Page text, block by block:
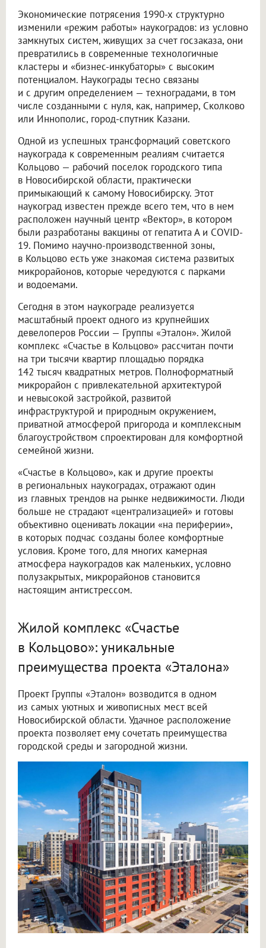
Экономические потрясения 1990-х структурно
изменили «режим работы» наукоградов: из условно
замкнутых систем, живущих за счет госзаказа, они
превратились в современные технологичные
кластеры и «бизнес-инкубаторы» с высоким
потенциалом. Наукограды тесно связаны
и с другим определением — техноградами, в том
числе созданными с нуля, как, например, Сколково
или Иннополис, город-спутник Казани.
Одной из успешных трансформаций советского
наукограда к современным реалиям считается
Кольцово — рабочий поселок городского типа
в Новосибирской области, практически
примыкающий к самому Новосибирску. Этот
наукоград известен прежде всего тем, что в нем
расположен научный центр «Вектор», в котором
были разработаны вакцины от гепатита А и COVID-
19. Помимо научно-производственной зоны,
в Кольцово есть уже знакомая система развитых
микрорайонов, которые чередуются с парками
и водоемами.
Сегодня в этом наукограде реализуется
масштабный проект одного из крупнейших
девелоперов России — Группы «Эталон». Жилой
комплекс «Счастье в Кольцово» рассчитан почти
на три тысячи квартир площадью порядка
142 тысяч квадратных метров. Полноформатный
микрорайон с привлекательной архитектурой
и невысокой застройкой, развитой
инфраструктурой и природным окружением,
приватной атмосферой пригорода и комплексным
благоустройством спроектирован для комфортной
семейной жизни.
«Счастье в Кольцово», как и другие проекты
в региональных наукоградах, отражают один
из главных трендов на рынке недвижимости. Люди
больше не страдают «централизацией» и готовы
объективно оценивать локации «на периферии»,
в которых подчас созданы более комфортные
условия. Кроме того, для многих камерная
атмосфера наукоградов как маленьких, условно
полузакрытых, микрорайонов становится
настоящим антистрессом.
Жилой комплекс «Счастье
в Кольцово»: уникальные
преимущества проекта «Эталона»
Проект Группы «Эталон» возводится в одном
из самых уютных и живописных мест всей
Новосибирской области. Удачное расположение
проекта позволяет ему сочетать преимущества
городской среды и загородной жизни.